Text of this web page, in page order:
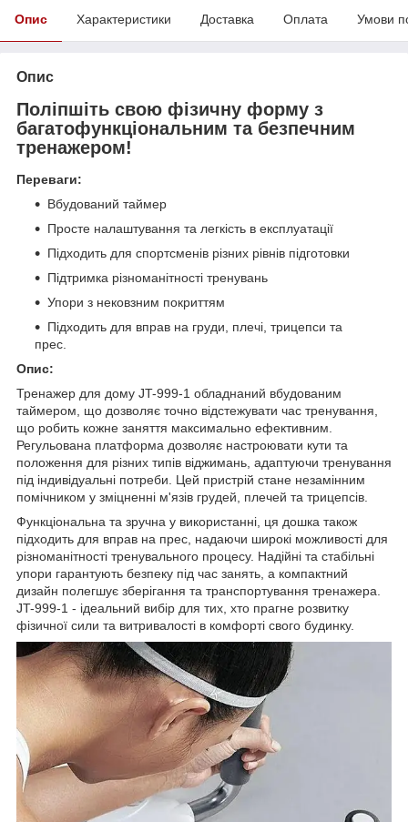
Опис Характеристики Доставка Оплата Умови
Опис
Поліпшіть свою фізичну форму з
багатофункціональним та безпечним
тренажером!
Переваги:
Вбудований таймер
Просте налаштування та легкість в експлуатації
Підходить для спортсменів різних рівнів підготовки
Підтримка різноманітності тренувань
Упори з нековзним покриттям
Підходить для вправ на груди, плечі, трицепси та
прес.
Опис:
Тренажер для дому JT-999-1 обладнаний вбудованим
таймером, що дозволяє точно відстежувати час тренування,
що робить кожне заняття максимально ефективним.
Регульована платформа дозволяє настроювати кути та
положення для різних типів віджимань, адаптуючи тренування
під індивідуальні потреби. Цей пристрій стане незамінним
помічником у зміцненні м'язів грудей, плечей та трицепсів.
Функціональна та зручна у використанні, ця дошка також
підходить для вправ на прес, надаючи широкі можливості для
різноманітності тренувального процесу. Надійні та стабільні
упори гарантують безпеку під час занять, а компактний
дизайн полегшує зберігання та транспортування тренажера.
JT-999-1 - ідеальний вибір для тих, хто прагне розвитку
фізичної сили та витривалості в комфорті свого будинку.